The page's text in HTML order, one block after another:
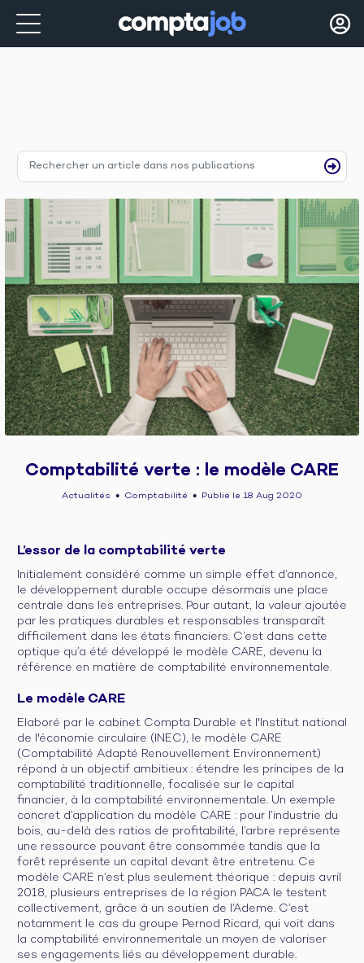
Comptabilité verte : le modèle CARE
Actualités ● Comptabilité ● Publié le 18 Aug 2020
L’essor de la comptabilité verte
Initialement considéré comme un simple effet d’annonce,
le développement durable occupe désormais une place
centrale dans les entreprises. Pour autant, la valeur ajoutée
par les pratiques durables et responsables transparaît
difficilement dans les états financiers. C’est dans cette
optique qu’a été développé le modèle CARE, devenu la
référence en matière de comptabilité environnementale.
Le modèle CARE
Elaboré par le cabinet Compta Durable et l'Institut national
de l'économie circulaire (INEC), le modèle CARE
(Comptabilité Adapté Renouvellement Environnement)
répond à un objectif ambitieux : étendre les principes de la
comptabilité traditionnelle, focalisée sur le capital
financier, à la comptabilité environnementale. Un exemple
concret d’application du modèle CARE : pour l’industrie du
bois, au-delà des ratios de profitabilité, l’arbre représente
une ressource pouvant être consommée tandis que la
forêt représente un capital devant être entretenu. Ce
modèle CARE n’est plus seulement théorique : depuis avril
2018, plusieurs entreprises de la région PACA le testent
collectivement, grâce à un soutien de l’Ademe. C’est
notamment le cas du groupe Pernod Ricard, qui voit dans
la comptabilité environnementale un moyen de valoriser
ses engagements liés au développement durable.